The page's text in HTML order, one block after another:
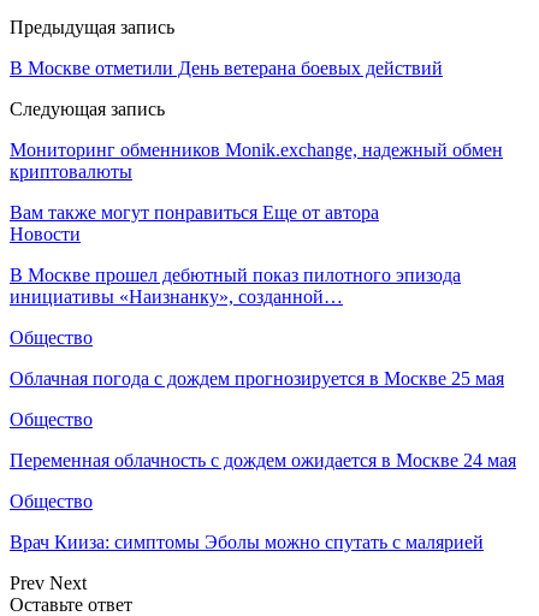
Предыдущая запись
В Москве отметили День ветерана боевых действий
Следующая запись
Мониторинг обменников Monik.exchange, надежный обмен
криптовалюты
Вам также могут понравиться Еще от автора
Новости
В Москве прошел дебютный показ пилотного эпизода
инициативы «Наизнанку», созданной…
Общество
Облачная погода с дождем прогнозируется в Москве 25 мая
Общество
Переменная облачность с дождем ожидается в Москве 24 мая
Общество
Врач Кииза: симптомы Эболы можно спутать с малярией
Prev Next
Оставьте ответ